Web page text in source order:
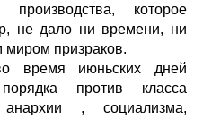
производства, которое
не дало ни времени, ни
миром призраков.
время июньских дней
против класса
, социализма,